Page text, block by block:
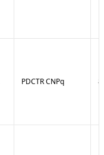
PDCTR CNPq